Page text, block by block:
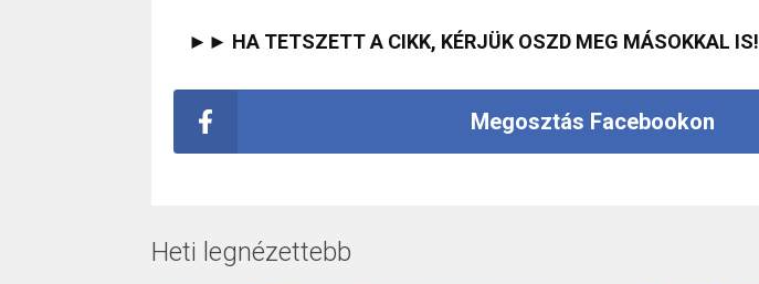
►► HA TETSZETT A CIKK, KÉRJÜK OSZD MEG MÁSOKKAL IS!
Megosztás Facebookon
Heti legnézettebb